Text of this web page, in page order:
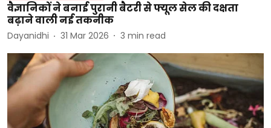
वैज्ञानिकों ने बनाई पुरानी बैटरी से फ्यूल सेल की दक्षता
बढ़ाने वाली नई तकनीक
Dayanidhi 31 Mar 2026 3 min read